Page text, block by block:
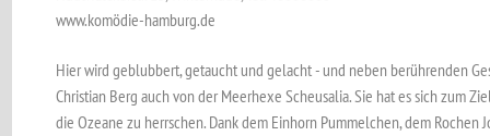
www.komödie-hamburg.de
Hier wird geblubbert, getaucht und gelacht - und neben berührenden
Christian Berg auch von der Meerhexe Scheusalia. Sie hat es sich zum
die Ozeane zu herrschen. Dank dem Einhorn Pummelchen, dem Rochen